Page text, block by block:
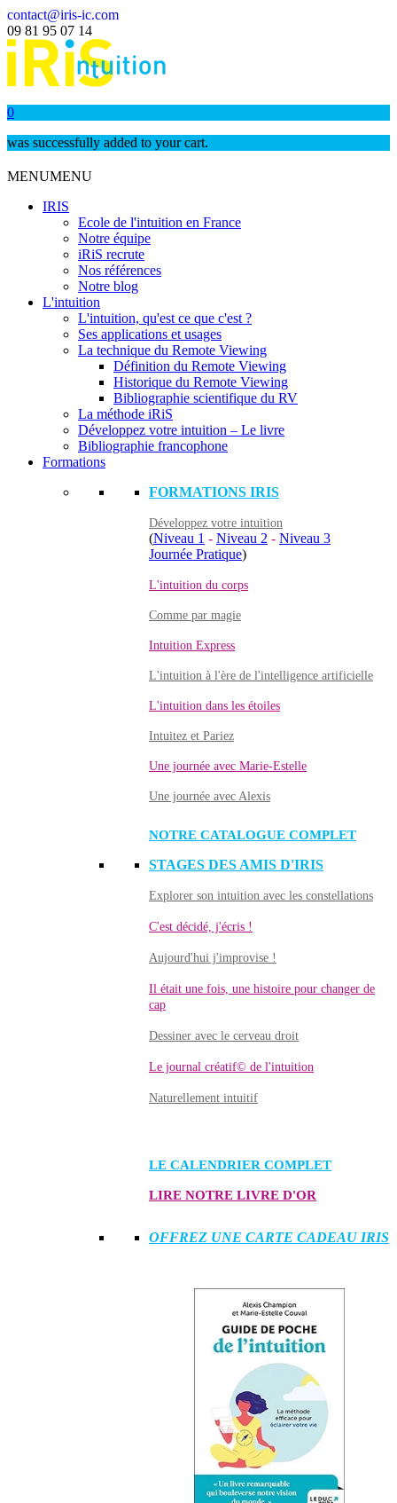
contact@iris-ic.com
09 81 95 07 14
0
was successfully added to your cart.
MENUMENU
IRIS
Ecole de l'intuition en France
Notre équipe
iRiS recrute
Nos références
Notre blog
L'intuition
L'intuition, qu'est ce que c'est ?
Ses applications et usages
La technique du Remote Viewing
Définition du Remote Viewing
Historique du Remote Viewing
Bibliographie scientifique du RV
La méthode iRiS
Développez votre intuition – Le livre
Bibliographie francophone
Formations
FORMATIONS IRIS
Développez votre intuition
(Niveau 1 - Niveau 2 - Niveau 3
Journée Pratique)
L'intuition du corps
Comme par magie
Intuition Express
L'intuition à l'ère de l'intelligence artificielle
L'intuition dans les étoiles
Intuitez et Pariez
Une journée avec Marie-Estelle
Une journée avec Alexis
NOTRE CATALOGUE COMPLET
STAGES DES AMIS D'IRIS
Explorer son intuition avec les constellations
C'est décidé, j'écris !
Aujourd'hui j'improvise !
Il était une fois, une histoire pour changer de
cap
Dessiner avec le cerveau droit
Le journal créatif© de l'intuition
Naturellement intuitif
LE CALENDRIER COMPLET
LIRE NOTRE LIVRE D'OR
OFFREZ UNE CARTE CADEAU IRIS